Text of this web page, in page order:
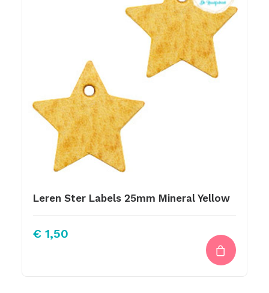
Leren Ster Labels 25mm Mineral Yellow
€ 1,50